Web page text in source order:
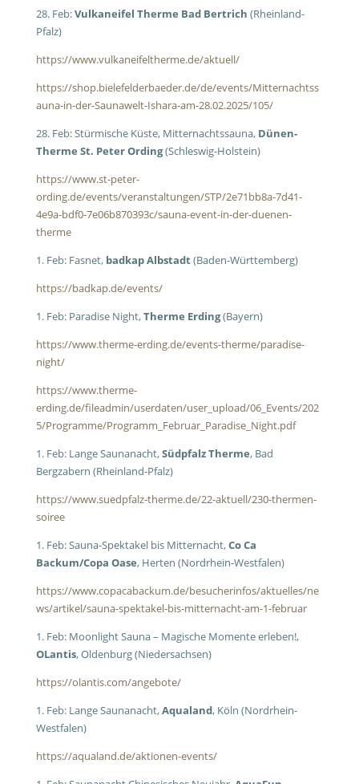
28. Feb:Vulkaneifel Therme Bad Bertrich (Rheinland-
Pfalz)
https://www.vulkaneifeltherme.de/aktuell/
https://shop.bielefelderbaeder.de/de/events/Mitternachtss
auna-in-der-Saunawelt-Ishara-am-28.02.2025/105/
28. Feb: Stürmische Küste, Mitternachtssauna, Dünen-
Therme St. Peter Ording(Schleswig-Holstein)
https://www.st-peter-
ording.de/events/veranstaltungen/STP/2e71bb8a-7d41-
4e9a-bdf0-7e06b870393c/sauna-event-in-der-duenen-
therme
1. Feb: Fasnet,badkap Albstadt(Baden-Württemberg)
https://badkap.de/events/
1. Feb: Paradise Night,Therme Erding(Bayern)
https://www.therme-erding.de/events-therme/paradise-
night/
https://www.therme-
erding.de/fileadmin/userdaten/user_upload/06_Events/202
5/Programme/Programm_Februar_Paradise_Night.pdf
1. Feb: Lange Saunanacht,Südpfalz Therme, Bad
Bergzabern (Rheinland-Pfalz)
https://www.suedpfalz-therme.de/22-aktuell/230-thermen-
soiree
1. Feb: Sauna-Spektakel bis Mitternacht,Co Ca
Backum/Copa Oase, Herten (Nordrhein-Westfalen)
https://www.copacabackum.de/besucherinfos/aktuelles/ne
ws/artikel/sauna-spektakel-bis-mitternacht-am-1-februar
1. Feb: Moonlight Sauna – Magische Momente erleben!,
OLantis, Oldenburg (Niedersachsen)
https://olantis.com/angebote/
1. Feb: Lange Saunanacht,Aqualand, Köln (Nordrhein-
Westfalen)
https://aqualand.de/aktionen-events/